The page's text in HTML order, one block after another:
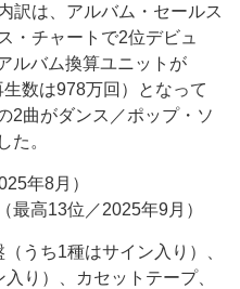
訳は、アルバム・セールス
・チャートで2位デビュ
ルバム換算ユニットが
数は978万回）となって
2曲がダンス／ポップ・ソ
た。
年8月）
最高13位／2025年9月）
うち1種はサイン入り）、
り）、カセットテープ、